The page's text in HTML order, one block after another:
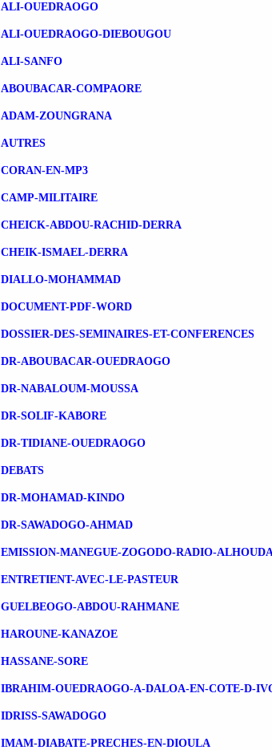
ALI-OUEDRAOGO
ALI-OUEDRAOGO-DIEBOUGOU
ALI-SANFO
ABOUBACAR-COMPAORE
ADAM-ZOUNGRANA
AUTRES
CORAN-EN-MP3
CAMP-MILITAIRE
CHEICK-ABDOU-RACHID-DERRA
CHEIK-ISMAEL-DERRA
DIALLO-MOHAMMAD
DOCUMENT-PDF-WORD
DOSSIER-DES-SEMINAIRES-ET-CONFERENCES
DR-ABOUBACAR-OUEDRAOGO
DR-NABALOUM-MOUSSA
DR-SOLIF-KABORE
DR-TIDIANE-OUEDRAOGO
DEBATS
DR-MOHAMAD-KINDO
DR-SAWADOGO-AHMAD
EMISSION-MANEGUE-ZOGODO-RADIO-
ENTRETIENT-AVEC-LE-PASTEUR
GUELBEOGO-ABDOU-RAHMANE
HAROUNE-KANAZOE
HASSANE-SORE
IBRAHIM-OUEDRAOGO-A-DALOA-EN-COTE-D-
IDRISS-SAWADOGO
IMAM-DIABATE-PRECHES-EN-DIOULA